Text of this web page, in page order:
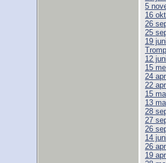
5
16
26
25
19
12
15
24
22
15
13
28
27
26
14
26
19